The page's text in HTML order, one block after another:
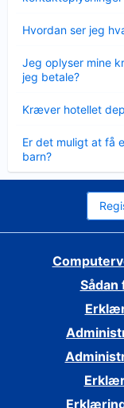
Hvordan ser jeg
Jeg oplyser mine
jeg betale?
Kræver hotellet
Er det muligt at få
barn?